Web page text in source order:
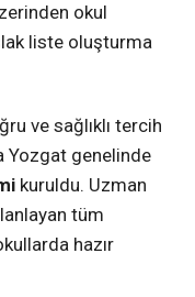
okul
liste oluşturma
ve sağlıklı tercih
Yozgat genelinde
kuruldu. Uzman
tüm
hazır